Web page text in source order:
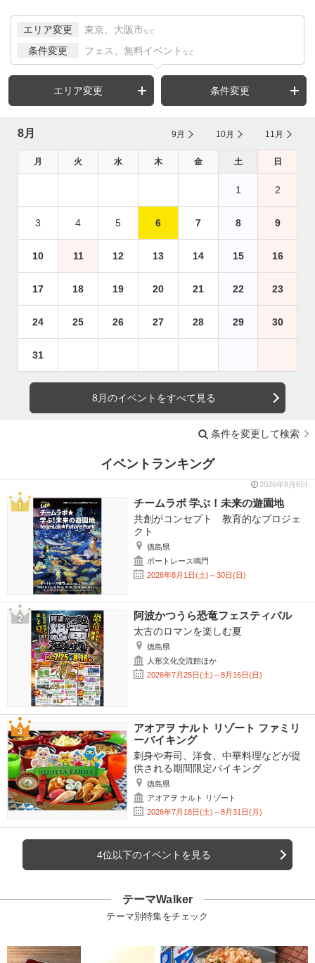
エリア変更 東京、大阪市 など
条件変更 フェス、無料イベント など
エリア変更 条件変更
8月 9月 10月 11月
月 火 水 木 金 土 日
1 2
3 4 5 6 7 8 9
10 11 12 13 14 15 16
17 18 19 20 21 22 23
24 25 26 27 28 29 30
31
8月のイベントをすべて見る
条件を変更して検索
イベントランキング
2026年8月6日
チームラボ 学ぶ！未来の遊園地
共創がコンセプト 教育的なプロジェ
クト
徳島県
ボートレース鳴門
2026年8月1日(土)～30日(日)
阿波かつうら恐竜フェスティバル
太古のロマンを楽しむ夏
徳島県
人形文化交流館ほか
2026年7月25日(土)～8月16日(日)
アオアヲ ナルト リゾート ファミリ
ーバイキング
刺身や寿司、洋食、中華料理などが提
供される期間限定バイキング
徳島県
アオアヲ ナルト リゾート
2026年7月18日(土)～8月31日(月)
4位以下のイベントを見る
テーマWalker
テーマ別特集をチェック